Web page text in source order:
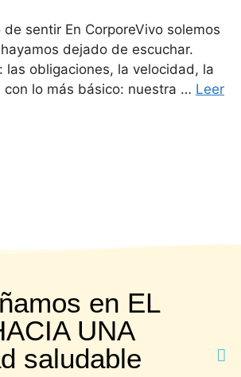
sentir En CorporeVivo solemos
dejado de escuchar.
obligaciones, la velocidad, la
lo más básico: nuestra … Leer
en EL
UNA
saludable